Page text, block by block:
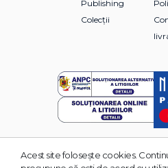
Publishing
Colecții
© 2026 Grupul Editorial TREI.
Acest site foloseşte cookies.